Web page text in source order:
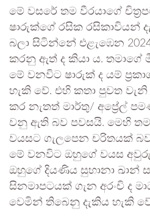
මේ වසරේ තම වීරයාගේ
ෂාරුක්ගේ රසික රසිකාවියන්
බලා සිටින්නේ එළැඹෙන
කරනු ඇත් ද කියා ය. තමාගේ
මේ වනවිට ෂාරුක් ද යම්
හැකි වේ. එහි කතා පුවත
කර නැතත් මාර්තු/ අප්‍රේල්
වනු ඇති බව පවසයි. මෙහි
වයසට ගැලපෙන චරිතයක්
මේ වනවිට ඔහුගේ වයස
ඔහුගේ දියණිය සුහානා ඛාන්
සිනමාපටයක් ගැන අරංචි ද
වෙමින් තිබෙනු දැකිය හැකි